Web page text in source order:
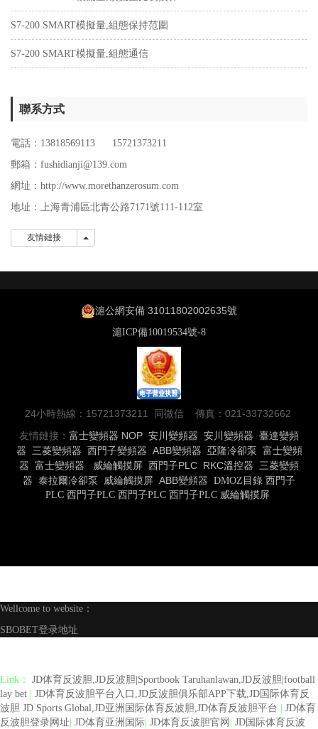
S7-200 SMART模擬量,組態保持范圍
S7-200 SMART模擬量,組態通信
聯系方式
電話：13818569113 15721373211
郵箱：fushidianji@139.com
網址：http://www.morethanzerosum.com
地址：
上海青浦區北青公路7171號111-112室
友情鏈接 友情鏈接
滬公網安備 31011802002635號
滬ICP備10019534號-8
24小時熱線：15721373211 同微信 傳真：021-33732662
友情鏈接： 富士變頻器 NOP 安川變頻器 安川變頻器 臺達變頻
器 三菱變頻器 西門子變頻器 ABB變頻器 亞隆冷卻泵 富士變頻
器 富士變頻器 威綸觸摸屏 西門子PLC RKC溫控器 三菱變頻
器 泰拉爾冷卻泵 威綸觸摸屏 ABB變頻器 DMOZ目錄 西門子
PLC 西門子PLC 西門子PLC 西門子PLC 威綸觸摸屏
Wellcome to website：
SBOBET登录地址
Link： JD体育反波胆,JD反波胆|Sportbook Taruhanlawan,JD反波胆|football
lay bet
JD体育反波胆平台入口,JD反波胆俱乐部APP下载,JD国际体育反
波胆 JD Sports Global,JD亚洲国际体育反波胆,JD体育反波胆平台
JD体育
反波胆登录网址 JD体育亚洲国际 JD体育反波胆官网
JD国际体育反波